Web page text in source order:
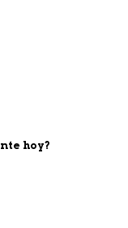
hoy?